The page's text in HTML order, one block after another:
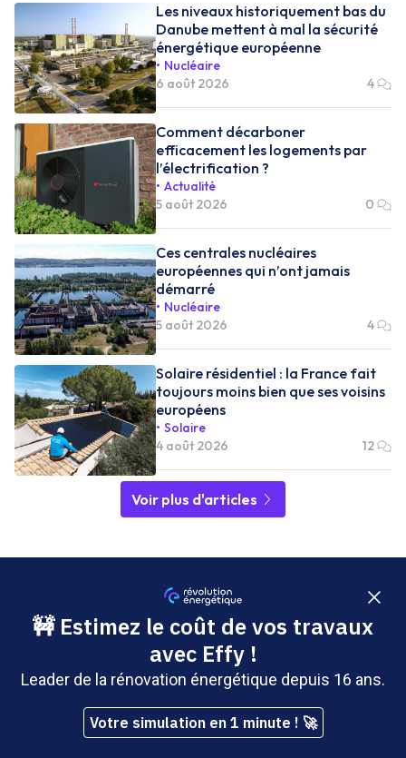
Les niveaux historiquement bas du
Danube mettent à mal la sécurité
énergétique européenne
Nucléaire
6 août 2026
4
Comment décarboner
efficacement les logements par
l’électrification ?
Actualité
5 août 2026
0
Ces centrales nucléaires
européennes qui n’ont jamais
démarré
Nucléaire
5 août 2026
4
Solaire résidentiel : la France fait
toujours moins bien que ses voisins
européens
Solaire
4 août 2026
12
Voir plus d'articles
A propos
Révolution Énergétique a pour ambition d’informer